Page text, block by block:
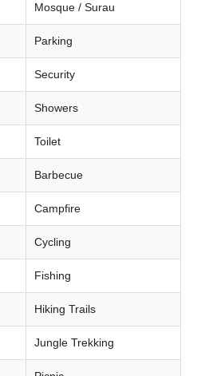
Mosque / Surau
Parking
Security
Showers
Toilet
Barbecue
Campfire
Cycling
Fishing
Hiking Trails
Jungle Trekking